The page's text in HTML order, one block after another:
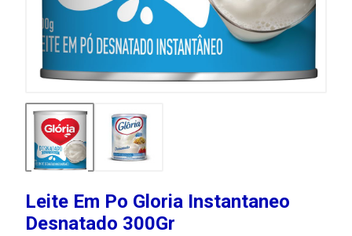
Leite Em Po Gloria Instantaneo
Desnatado 300Gr